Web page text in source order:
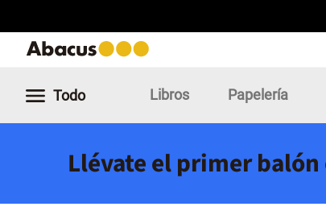
Todo Libros Papelería
Llévate el primer